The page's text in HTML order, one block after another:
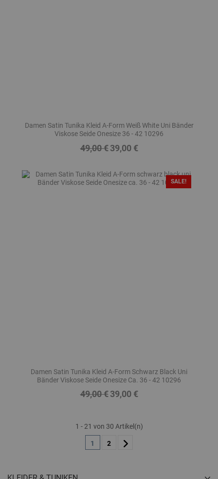
Damen Satin Tunika Kleid A-Form Weiß White Uni Bänder
Viskose Seide Onesize 36 - 42 10296
Regulärer
49,00 € Preis
39,00 €
Damen Satin Tunika Kleid A-Form Schwarz Black Uni
Bänder Viskose Seide Onesize Ca. 36 - 42 10296
Regulärer
49,00 € Preis
39,00 €
SALE!
1 - 21 von 30 Artikel(n)
1 2